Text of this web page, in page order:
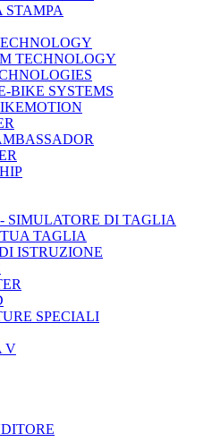
STAMPA
TECHNOLOGY
BIKE SYSTEMS
SIMULATORE DI TAGLIA
TAGLIA
ISTRUZIONE
SPECIALI
V